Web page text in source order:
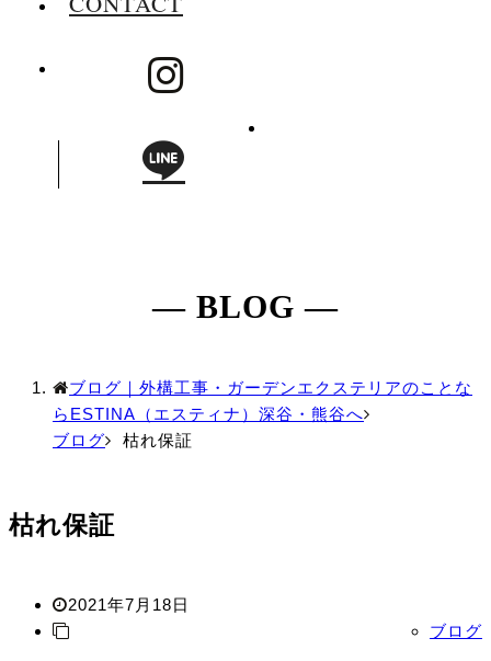
― BLOG ―
ブログ｜外構工事・ガーデンエクステリアのことな
らESTINA（エスティナ）深谷・熊谷へ
ブログ
枯れ保証
枯れ保証
2021年7月18日
ブログ